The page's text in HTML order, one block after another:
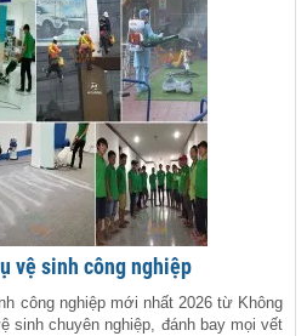
vệ sinh công nghiệp
công nghiệp mới nhất 2026 từ Không
sinh chuyên nghiệp, đánh bay mọi vết